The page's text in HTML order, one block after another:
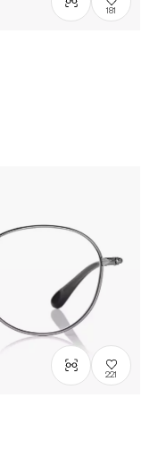
181
221